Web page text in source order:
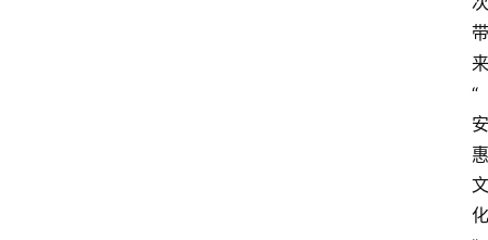
带
来
“
安
惠
文
化